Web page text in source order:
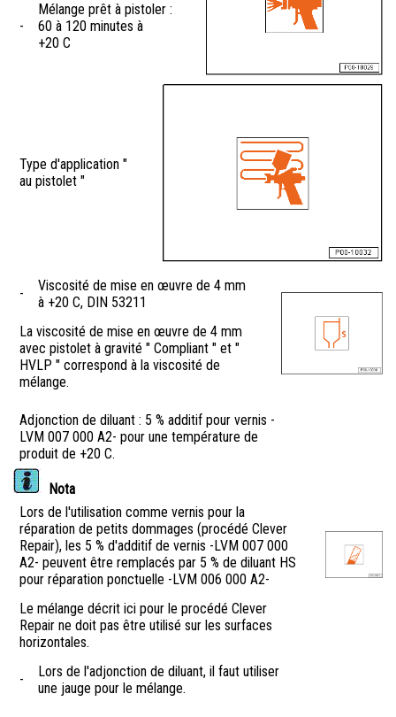
-
Mélange prêt à pistoler :
60 à 120 minutes à
+20 C
Type d'application "
au pistolet "
-
Viscosité de mise en œuvre de 4 mm
à +20 C, DIN 53211
La viscosité de mise en œuvre de 4 mm
avec pistolet à gravité " Compliant " et "
HVLP " correspond à la viscosité de
mélange.
Adjonction de diluant : 5 % additif pour vernis -
LVM 007 000 A2- pour une température de
produit de +20 C.
Nota
Lors de l'utilisation comme vernis pour la
réparation de petits dommages (procédé Clever
Repair), les 5 % d'additif de vernis -LVM 007 000
A2- peuvent être remplacés par 5 % de diluant HS
pour réparation ponctuelle -LVM 006 000 A2-
Le mélange décrit ici pour le procédé Clever
Repair ne doit pas être utilisé sur les surfaces
horizontales.
-
Lors de l'adjonction de diluant, il faut utiliser
une jauge pour le mélange.